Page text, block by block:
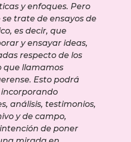
y enfoques. Pero
trate de ensayos de
es decir, que
y ensayar ideas,
respecto de los
que llamamos
Esto podrá
análisis, testimonios,
y de campo,
de poner